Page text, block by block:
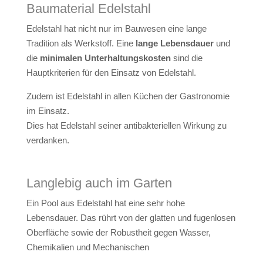
Baumaterial Edelstahl
Edelstahl hat nicht nur im Bauwesen eine lange
Tradition als Werkstoff. Eine lange Lebensdauerund
die minimalen Unterhaltungskostensind die
Hauptkriterien für den Einsatz von Edelstahl.
Zudem ist Edelstahl in allen Küchen der Gastronomie
im Einsatz.
Dies hat Edelstahl seiner antibakteriellen Wirkung zu
verdanken.
Langlebig auch im Garten
Ein Pool aus Edelstahl hat eine sehr hohe
Lebensdauer. Das rührt von der glatten und fugenlosen
Oberfläche sowie der Robustheit gegen Wasser,
Chemikalien und Mechanischen